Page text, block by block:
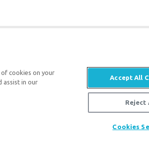
es un ministerio de apologética,
el evangelio de Jesucristo.
of cookies on your
assist in our
Accept All
Reject
Cookies